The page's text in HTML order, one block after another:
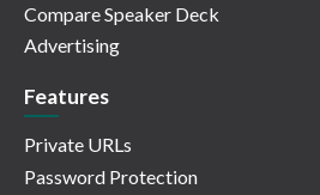
Compare Speaker Deck
Advertising
Features
Private URLs
Password Protection